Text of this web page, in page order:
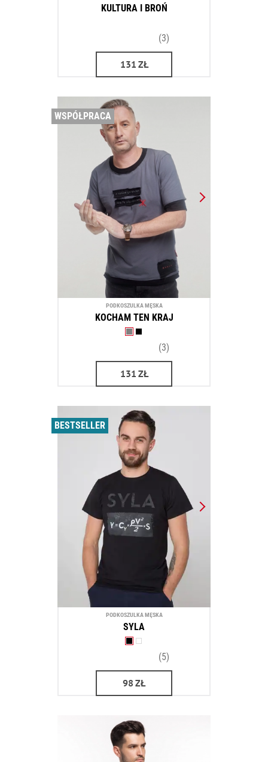
KULTURA I BROŃ
(3)
131 ZŁ
WSPÓŁPRACA
PODKOSZULKA MĘSKA
KOCHAM TEN KRAJ
(3)
131 ZŁ
BESTSELLER
PODKOSZULKA MĘSKA
SYLA
(5)
98 ZŁ